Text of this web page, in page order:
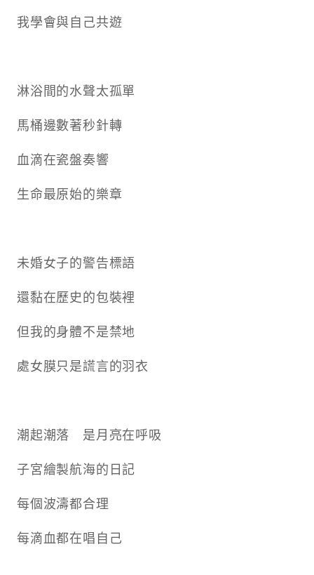
我學會與自己共遊
淋浴間的水聲太孤單
馬桶邊數著秒針轉
血滴在瓷盤奏響
生命最原始的樂章
未婚女子的警告標語
還黏在歷史的包裝裡
但我的身體不是禁地
處女膜只是謊言的羽衣
潮起潮落 是月亮在呼吸
子宮繪製航海的日記
每個波濤都合理
每滴血都在唱自己